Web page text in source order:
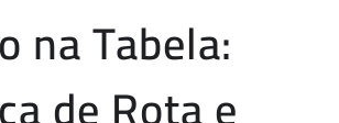
na Tabela: